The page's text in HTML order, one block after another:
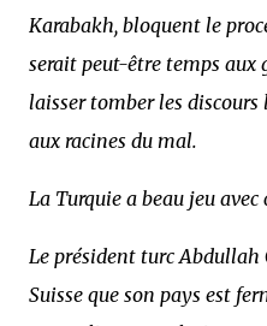
Karabakh, bloquent le
serait peut-être temps aux
laisser tomber les
aux racines du mal.
La Turquie a beau jeu
Le président turc Abdullah
Suisse que son pays est